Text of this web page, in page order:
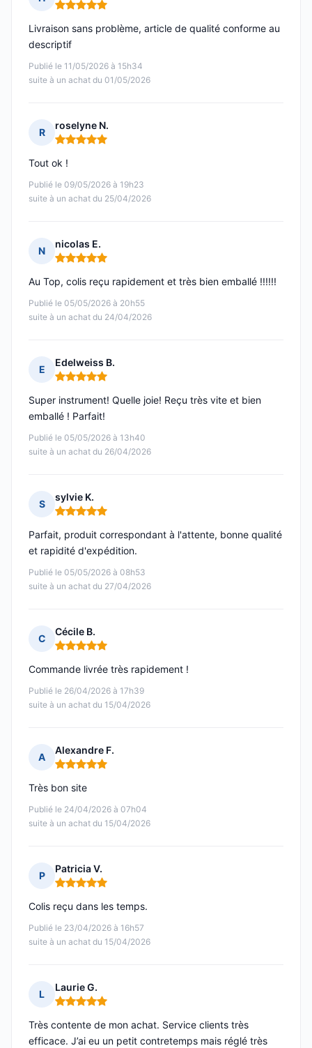
Note : 5 sur 5
Publié le 11/05/2026 à 15h34
suite à un achat du 01/05/2026
Livraison sans problème, article de qualité conforme au
descriptif
R
roselyne N.
Note : 5 sur 5
Publié le 09/05/2026 à 19h23
suite à un achat du 25/04/2026
Tout ok !
N
nicolas E.
Note : 5 sur 5
Publié le 05/05/2026 à 20h55
suite à un achat du 24/04/2026
Au Top, colis reçu rapidement et très bien emballé !!!!!!
E
Edelweiss B.
Note : 5 sur 5
Publié le 05/05/2026 à 13h40
suite à un achat du 26/04/2026
Super instrument! Quelle joie! Reçu très vite et bien
emballé ! Parfait!
S
sylvie K.
Note : 5 sur 5
Publié le 05/05/2026 à 08h53
suite à un achat du 27/04/2026
Parfait, produit correspondant à l'attente, bonne qualité
et rapidité d'expédition.
C
Cécile B.
Note : 5 sur 5
Publié le 26/04/2026 à 17h39
suite à un achat du 15/04/2026
Commande livrée très rapidement !
A
Alexandre F.
Note : 5 sur 5
Publié le 24/04/2026 à 07h04
suite à un achat du 15/04/2026
Très bon site
P
Patricia V.
Note : 5 sur 5
Publié le 23/04/2026 à 16h57
suite à un achat du 15/04/2026
Colis reçu dans les temps.
L
Laurie G.
Note : 5 sur 5
Très contente de mon achat. Service clients très
efficace. J’ai eu un petit contretemps mais réglé très